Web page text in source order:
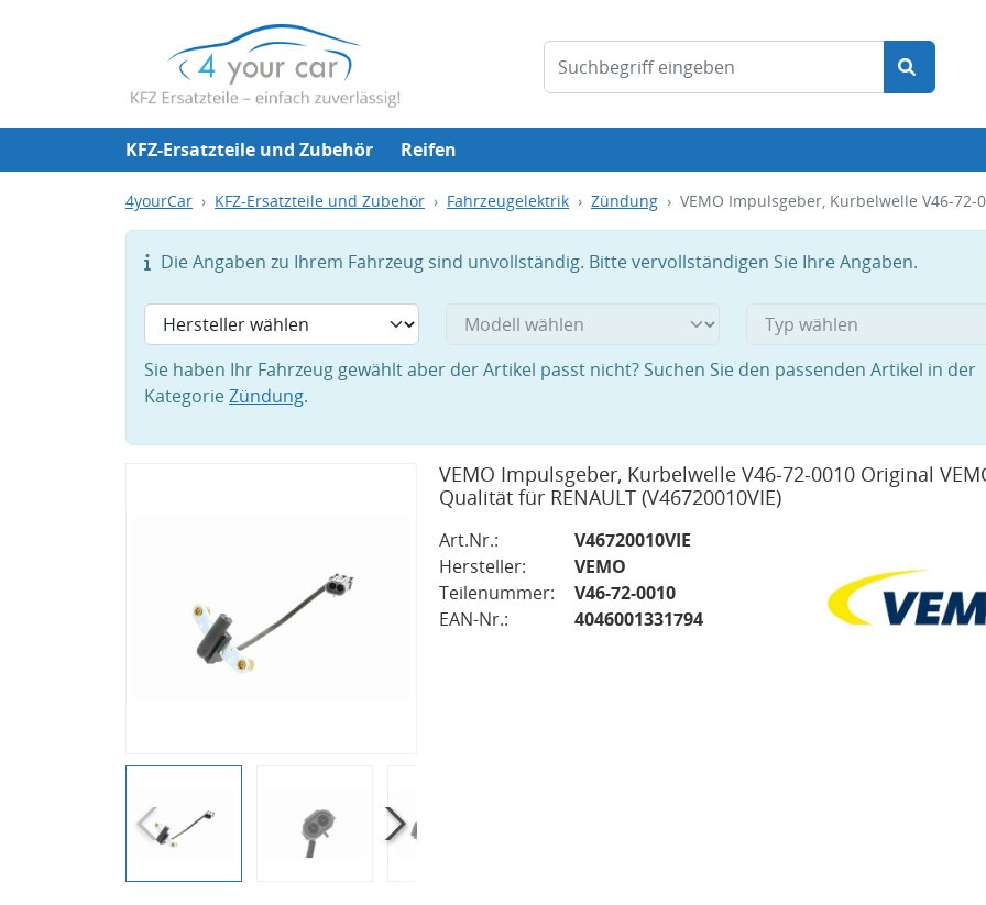
KFZ-Ersatzteile und Zubehör Reifen
4yourCar KFZ-Ersatzteile und Zubehör Fahrzeugelektrik Zündung VEMO Impulsgeber, Kurbelwelle V46-
Die Angaben zu Ihrem Fahrzeug sind unvollständig. Bitte vervollständigen Sie Ihre Angaben.
Sie haben Ihr Fahrzeug gewählt aber der Artikel passt nicht? Suchen Sie den passenden Artikel in der
KategorieZündung.
VEMO Impulsgeber, Kurbelwelle V46-72-0010 Original
Qualität für RENAULT (V46720010VIE)
Art.Nr.:
V46720010VIE
Hersteller:
VEMO
Teilenummer:
V46-72-0010
EAN-Nr.:
4046001331794